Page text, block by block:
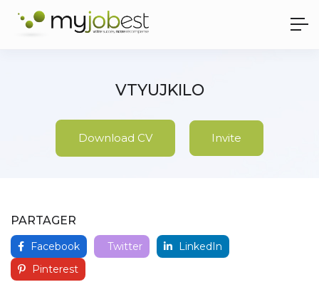
VTYUJKILO
Download CV Invite
PARTAGER
Facebook Twitter
LinkedIn
Pinterest